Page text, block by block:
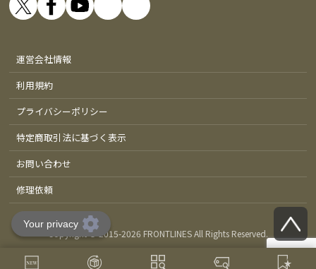
運営会社情報
利用規約
プライバシーポリシー
特定商取引法に基づく表示
お問い合わせ
修理依頼
Copyright © 2015-2026 FRONTLINES All Rights Reserved.